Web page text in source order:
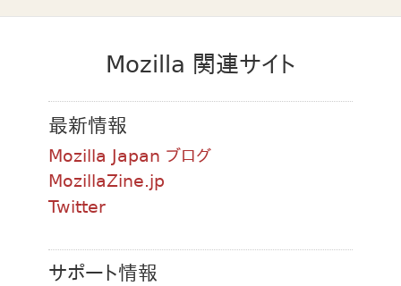
Mozilla 関連サイト
最新情報
Mozilla Japan ブログ
MozillaZine.jp
Twitter
サポート情報